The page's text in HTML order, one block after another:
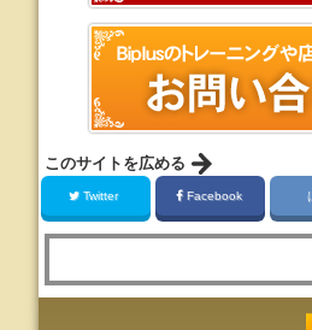
このサイトを広める
Twitter Facebook